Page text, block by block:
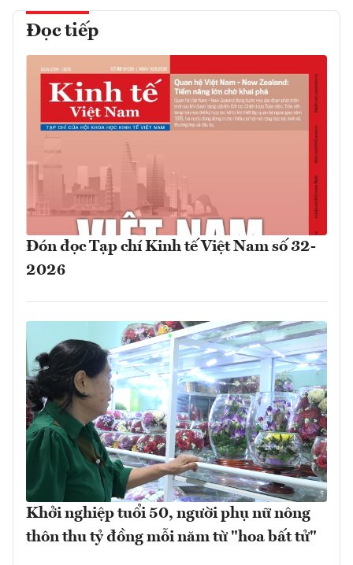
Đọc tiếp
Đón đọc Tạp chí Kinh tế Việt Nam số 32-
2026
Khởi nghiệp tuổi 50, người phụ nữ nông
thôn thu tỷ đồng mỗi năm từ "hoa bất tử"